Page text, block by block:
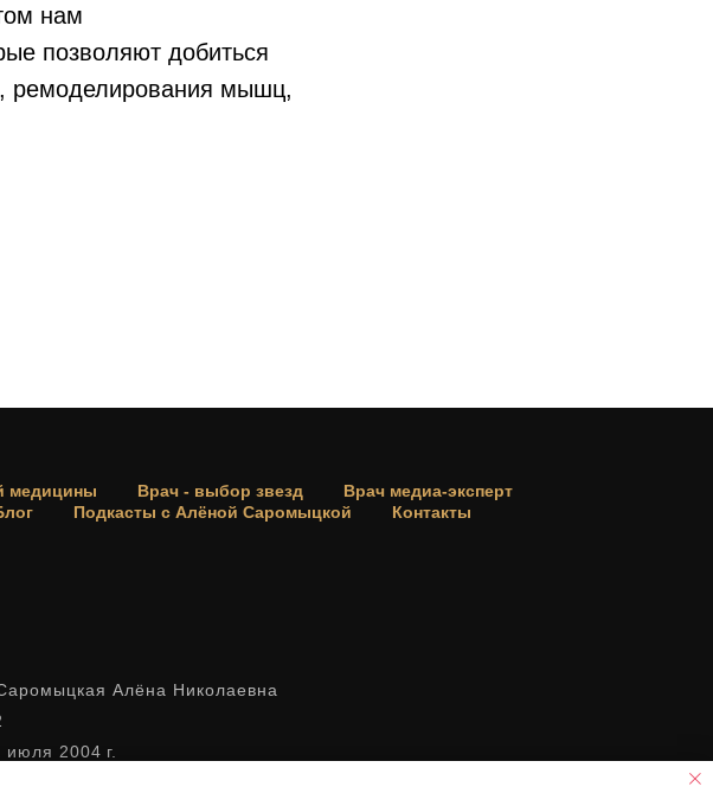
нам
позволяют добиться
ремоделирования мышц,
медицины Врач - выбор звезд
Врач медиа-эксперт
Подкасты с Алёной Саромыцкой Контакты
Алёна Николаевна
2004 г.